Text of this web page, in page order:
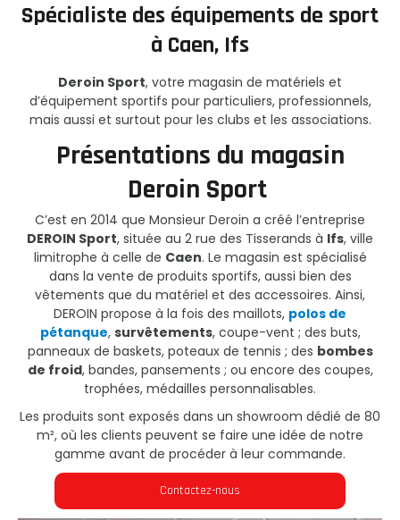
Spécialiste des équipements de sport
à Caen, Ifs
Deroin Sport, votre magasin de matériels et
d’équipement sportifs pour particuliers, professionnels,
mais aussi et surtout pour les clubs et les associations.
Présentations du magasin
Deroin Sport
C’est en 2014 que Monsieur Deroin a créé l’entreprise
DEROIN Sport, située au 2 rue des Tisserands à Ifs, ville
limitrophe à celle de Caen. Le magasin est spécialisé
dans la vente de produits sportifs, aussi bien des
vêtements que du matériel et des accessoires. Ainsi,
DEROIN propose à la fois des maillots, polos de
pétanque, survêtements, coupe-vent ; des buts,
panneaux de baskets, poteaux de tennis ; des bombes
de froid, bandes, pansements ; ou encore des coupes,
trophées, médailles personnalisables.
Les produits sont exposés dans un showroom dédié de 80
m², où les clients peuvent se faire une idée de notre
gamme avant de procéder à leur commande.
Contactez-nous